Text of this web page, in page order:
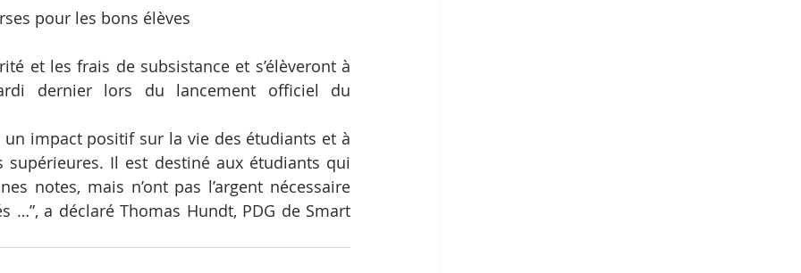
pour les bons élèves
et les frais de subsistance et s’élèveront à
dernier lors du lancement officiel du
impact positif sur la vie des étudiants et à
Il est destiné aux étudiants qui
notes, mais n’ont pas l’argent nécessaire
a déclaré Thomas Hundt, PDG de Smart